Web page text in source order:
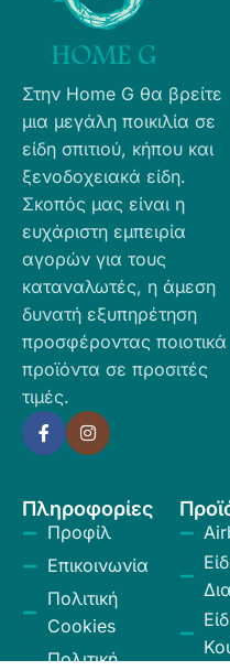
Στην Home G θα βρείτε
μια μεγάλη ποικιλία σε
είδη σπιτιού, κήπου και
ξενοδοχειακά είδη.
Σκοπός μας είναι η
ευχάριστη εμπειρία
αγορών για τους
καταναλωτές, η άμεση
δυνατή εξυπηρέτηση
προσφέροντας ποιοτικά
προϊόντα σε προσιτές
τιμές.
Πληροφορίες
Προφίλ
Επικοινωνία
Πολιτική
Cookies
Πολιτική